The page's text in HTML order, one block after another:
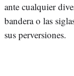
ante cualquier
bandera o las
sus perversiones.